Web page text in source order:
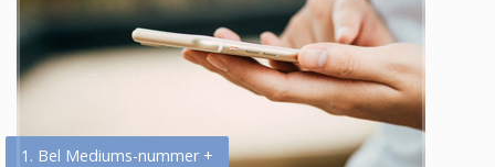
1. Bel Mediums-nummer +